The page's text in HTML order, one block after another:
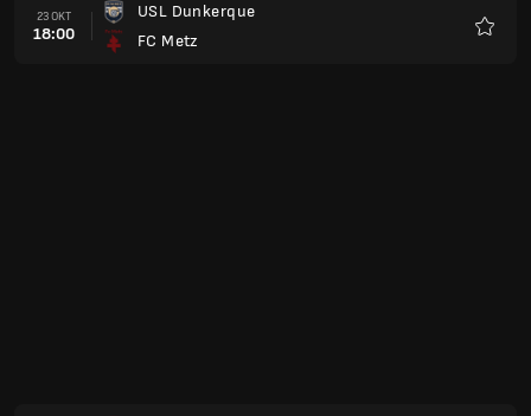
23 OKT
18:00
USL Dunkerque
FC Metz